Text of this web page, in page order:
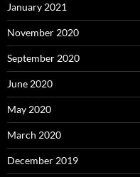
January 2021
November 2020
September 2020
June 2020
May 2020
March 2020
December 2019